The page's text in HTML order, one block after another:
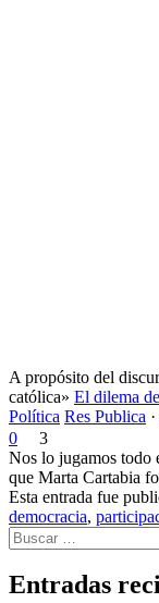
A propósito del
católica» El dilema
Política Res Publica ·
0
3
Nos lo jugamos todo
que Marta Cartabia
Esta entrada fue
democracia,
Buscar
Entradas